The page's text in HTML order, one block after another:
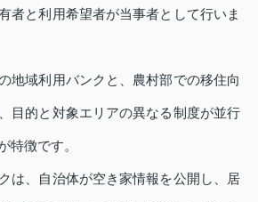
者と利用希望者が当事者として行いま
地域利用バンクと、農村部での移住向
目的と対象エリアの異なる制度が並行
特徴です。
は、自治体が空き家情報を公開し、居